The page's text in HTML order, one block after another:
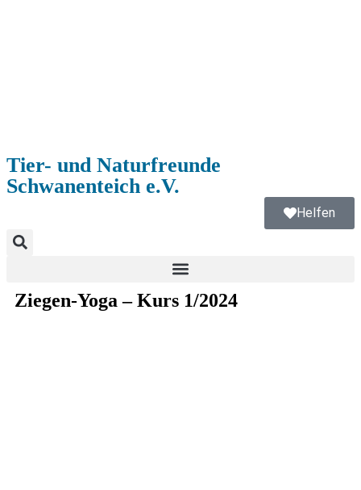
Tier- und Naturfreunde
Schwanenteich e.V.
Helfen
Ziegen-Yoga – Kurs 1/2024